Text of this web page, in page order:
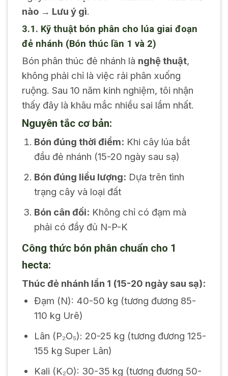
nào → Lưu ý gì.
3.1. Kỹ thuật bón phân cho lúa giai đoạn
đẻ nhánh (Bón thúc lần 1 và 2)
Bón phân thúc đẻ nhánh là nghệ thuật,
không phải chỉ là việc rải phân xuống
ruộng. Sau 10 năm kinh nghiệm, tôi nhận
thấy đây là khâu mắc nhiều sai lầm nhất.
Nguyên tắc cơ bản:
Bón đúng thời điểm: Khi cây lúa bắt
đầu đẻ nhánh (15-20 ngày sau sạ)
Bón đúng liều lượng: Dựa trên tình
trạng cây và loại đất
Bón cân đối: Không chỉ có đạm mà
phải có đầy đủ N-P-K
Công thức bón phân chuẩn cho 1
hecta:
Thúc đẻ nhánh lần 1 (15-20 ngày sau sạ):
Đạm (N): 40-50 kg (tương đương 85-
110 kg Urê)
Lân (P₂O₅): 20-25 kg (tương đương 125-
155 kg Super Lân)
Kali (K₂O): 30-35 kg (tương đương 50-